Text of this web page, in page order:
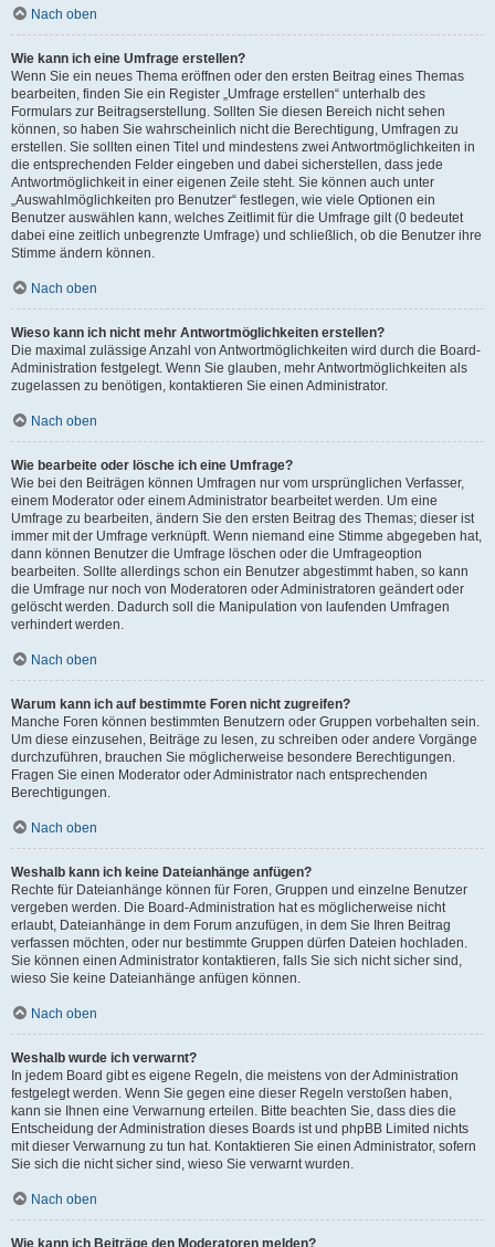
Nach oben
Wie kann ich eine Umfrage erstellen?
Wenn Sie ein neues Thema eröffnen oder den ersten Beitrag eines Themas
bearbeiten, finden Sie ein Register „Umfrage erstellen“ unterhalb des
Formulars zur Beitragserstellung. Sollten Sie diesen Bereich nicht sehen
können, so haben Sie wahrscheinlich nicht die Berechtigung, Umfragen zu
erstellen. Sie sollten einen Titel und mindestens zwei Antwortmöglichkeiten in
die entsprechenden Felder eingeben und dabei sicherstellen, dass jede
Antwortmöglichkeit in einer eigenen Zeile steht. Sie können auch unter
„Auswahlmöglichkeiten pro Benutzer“ festlegen, wie viele Optionen ein
Benutzer auswählen kann, welches Zeitlimit für die Umfrage gilt (0 bedeutet
dabei eine zeitlich unbegrenzte Umfrage) und schließlich, ob die Benutzer ihre
Stimme ändern können.
Nach oben
Wieso kann ich nicht mehr Antwortmöglichkeiten erstellen?
Die maximal zulässige Anzahl von Antwortmöglichkeiten wird durch die Board-
Administration festgelegt. Wenn Sie glauben, mehr Antwortmöglichkeiten als
zugelassen zu benötigen, kontaktieren Sie einen Administrator.
Nach oben
Wie bearbeite oder lösche ich eine Umfrage?
Wie bei den Beiträgen können Umfragen nur vom ursprünglichen Verfasser,
einem Moderator oder einem Administrator bearbeitet werden. Um eine
Umfrage zu bearbeiten, ändern Sie den ersten Beitrag des Themas; dieser ist
immer mit der Umfrage verknüpft. Wenn niemand eine Stimme abgegeben hat,
dann können Benutzer die Umfrage löschen oder die Umfrageoption
bearbeiten. Sollte allerdings schon ein Benutzer abgestimmt haben, so kann
die Umfrage nur noch von Moderatoren oder Administratoren geändert oder
gelöscht werden. Dadurch soll die Manipulation von laufenden Umfragen
verhindert werden.
Nach oben
Warum kann ich auf bestimmte Foren nicht zugreifen?
Manche Foren können bestimmten Benutzern oder Gruppen vorbehalten sein.
Um diese einzusehen, Beiträge zu lesen, zu schreiben oder andere Vorgänge
durchzuführen, brauchen Sie möglicherweise besondere Berechtigungen.
Fragen Sie einen Moderator oder Administrator nach entsprechenden
Berechtigungen.
Nach oben
Weshalb kann ich keine Dateianhänge anfügen?
Rechte für Dateianhänge können für Foren, Gruppen und einzelne Benutzer
vergeben werden. Die Board-Administration hat es möglicherweise nicht
erlaubt, Dateianhänge in dem Forum anzufügen, in dem Sie Ihren Beitrag
verfassen möchten, oder nur bestimmte Gruppen dürfen Dateien hochladen.
Sie können einen Administrator kontaktieren, falls Sie sich nicht sicher sind,
wieso Sie keine Dateianhänge anfügen können.
Nach oben
Weshalb wurde ich verwarnt?
In jedem Board gibt es eigene Regeln, die meistens von der Administration
festgelegt werden. Wenn Sie gegen eine dieser Regeln verstoßen haben,
kann sie Ihnen eine Verwarnung erteilen. Bitte beachten Sie, dass dies die
Entscheidung der Administration dieses Boards ist und phpBB Limited nichts
mit dieser Verwarnung zu tun hat. Kontaktieren Sie einen Administrator, sofern
Sie sich die nicht sicher sind, wieso Sie verwarnt wurden.
Nach oben
Wie kann ich Beiträge den Moderatoren melden?